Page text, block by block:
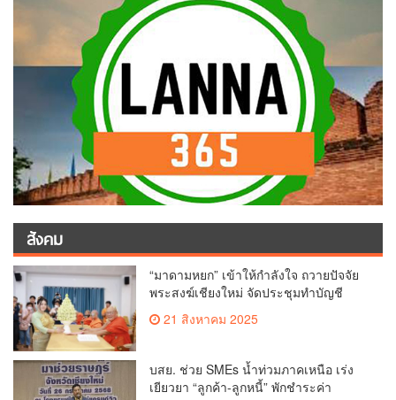
สังคม
“มาดามหยก” เข้าให้กำลังใจ ถวายปัจจัย
พระสงฆ์เชียงใหม่ จัดประชุมทำบัญชี
สวนดอก
21 สิงหาคม 2025
บสย. ช่วย SMEs น้ำท่วมภาคเหนือ เร่ง
เยียวยา “ลูกค้า-ลูกหนี้” พักชำระค่า